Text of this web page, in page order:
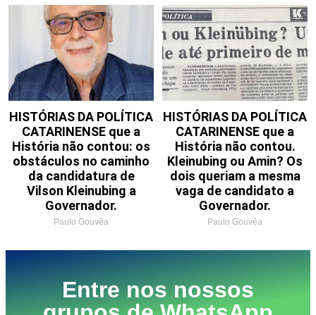
HISTÓRIAS DA POLÍTICA
CATARINENSE que a
História não contou: os
obstáculos no caminho
da candidatura de
Vilson Kleinubing a
Governador.
Paulo Gouvêa
HISTÓRIAS DA POLÍTICA
CATARINENSE que a
História não contou.
Kleinubing ou Amin? Os
dois queriam a mesma
vaga de candidato a
Governador.
Paulo Gouvêa
Entre nos nossos